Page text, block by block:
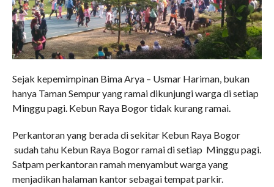
Sejak kepemimpinan Bima Arya – Usmar Hariman, bukan
hanya Taman Sempur yang ramai dikunjungi warga di setiap
Minggu pagi. Kebun Raya Bogor tidak kurang ramai.
Perkantoran yang berada di sekitar Kebun Raya Bogor
sudah tahu Kebun Raya Bogor ramai di setiap Minggu pagi.
Satpam perkantoran ramah menyambut warga yang
menjadikan halaman kantor sebagai tempat parkir.